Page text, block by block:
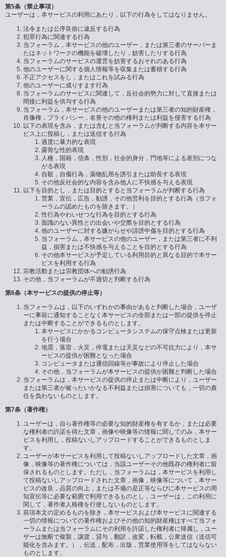
第5条（禁止事項）
ユーザーは，本サービスの利用にあたり，以下の行為をしてはなりません。
法令または公序良俗に違反する行為
犯罪行為に関連する行為
当フォーラム，本サービスの他のユーザー，または第三者のサーバーま
たはネットワークの機能を破壊したり，妨害したりする行為
当フォーラムのサービスの運営を妨害するおそれのある行為
他のユーザーに関する個人情報等を収集または蓄積する行為
不正アクセスをし，またはこれを試みる行為
他のユーザーに成りすます行為
当フォーラムのサービスに関連して，反社会的勢力に対して直接または
間接に利益を供与する行為
当フォーラム，本サービスの他のユーザーまたは第三者の知的財産権，
肖像権，プライバシー，名誉その他の権利または利益を侵害する行為
以下の表現を含み，または含むと当フォーラムが判断する内容を本サー
ビス上に投稿し，または送信する行為
過度に暴力的な表現
露骨な性的表現
人種，国籍，信条，性別，社会的身分，門地等による差別につな
がる表現
自殺，自傷行為，薬物乱用を誘引または助長する表現
その他反社会的な内容を含み他人に不快感を与える表現
以下を目的とし，または目的とすると当フォーラムが判断する行為
営業，宣伝，広告，勧誘，その他営利を目的とする行為（当フォ
ーラムの認めたものを除きます。）
性行為やわいせつな行為を目的とする行為
面識のない異性との出会いや交際を目的とする行為
他のユーザーに対する嫌がらせや誹謗中傷を目的とする行為
当フォーラム，本サービスの他のユーザー，または第三者に不利
益，損害または不快感を与えることを目的とする行為
その他本サービスが予定している利用目的と異なる目的で本サー
ビスを利用する行為
宗教活動または宗教団体への勧誘行為
その他，当フォーラムが不適切と判断する行為
第6条（本サービスの提供の停止等）
当フォーラムは，以下のいずれかの事由があると判断した場合，ユーザ
ーに事前に通知することなく本サービスの全部または一部の提供を停止
または中断することができるものとします。
本サービスにかかるコンピュータシステムの保守点検または更新
を行う場合
地震，落雷，火災，停電または天災などの不可抗力により，本サ
ービスの提供が困難となった場合
コンピュータまたは通信回線等が事故により停止した場合
その他，当フォーラムが本サービスの提供が困難と判断した場合
当フォーラムは，本サービスの提供の停止または中断により，ユーザー
または第三者が被ったいかなる不利益または損害についても，一切の責
任を負わないものとします。
第7条（著作権）
ユーザーは，自ら著作権等の必要な知的財産権を有するか，または必要
な権利者の許諾を得た文章，画像や映像等の情報に関してのみ，本サー
ビスを利用し，投稿ないしアップロードすることができるものとしま
す。
ユーザーが本サービスを利用して投稿ないしアップロードした文章，画
像，映像等の著作権については，当該ユーザーその他既存の権利者に留
保されるものとします。ただし，当フォーラムは，本サービスを利用し
て投稿ないしアップロードされた文章，画像，映像等について，本サー
ビスの改良，品質の向上，または不備の是正等ならびに本サービスの周
知宣伝等に必要な範囲で利用できるものとし，ユーザーは，この利用に
関して，著作者人格権を行使しないものとします。
前項本文の定めるものを除き，本サービスおよび本サービスに関連する
一切の情報についての著作権およびその他の知的財産権はすべて当フォ
ーラムまたは当フォーラムにその利用を許諾した権利者に帰属し，ユー
ザーは無断で複製，譲渡，貸与，翻訳，改変，転載，公衆送信（送信可
能化を含みます。），伝送，配布，出版，営業使用等をしてはならない
ものとします。